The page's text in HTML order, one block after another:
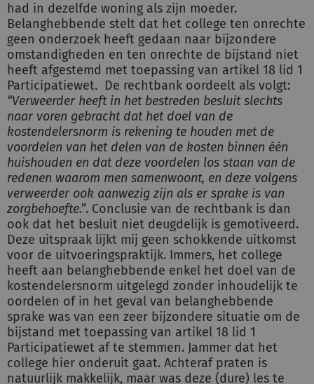
had in dezelfde woning als zijn moeder.
Belanghebbende stelt dat het college ten onrechte
geen onderzoek heeft gedaan naar bijzondere
omstandigheden en ten onrechte de bijstand niet
heeft afgestemd met toepassing van artikel 18 lid 1
Participatiewet. De rechtbank oordeelt als volgt:
“Verweerder heeft in het bestreden besluit slechts
naar voren gebracht dat het doel van de
kostendelersnorm is rekening te houden met de
voordelen van het delen van de kosten binnen één
huishouden en dat deze voordelen los staan van de
redenen waarom men samenwoont, en deze volgens
verweerder ook aanwezig zijn als er sprake is van
zorgbehoefte.”. Conclusie van de rechtbank is dan
ook dat het besluit niet deugdelijk is gemotiveerd.
Deze uitspraak lijkt mij geen schokkende uitkomst
voor de uitvoeringspraktijk. Immers, het college
heeft aan belanghebbende enkel het doel van de
kostendelersnorm uitgelegd zonder inhoudelijk te
oordelen of in het geval van belanghebbende
sprake was van een zeer bijzondere situatie om de
bijstand met toepassing van artikel 18 lid 1
Participatiewet af te stemmen. Jammer dat het
college hier onderuit gaat. Achteraf praten is
natuurlijk makkelijk, maar was deze (dure) les te